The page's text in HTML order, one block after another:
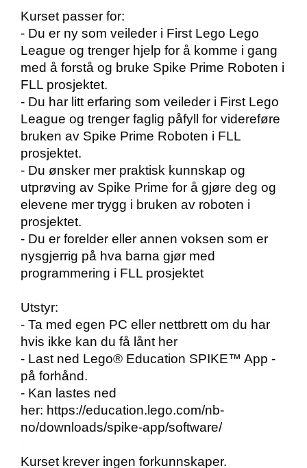
Kurset passer for:
- Du er ny som veileder i First Lego Lego
League og trenger hjelp for å komme i gang
med å forstå og bruke Spike Prime Roboten i
FLL prosjektet.
- Du har litt erfaring som veileder i First Lego
League og trenger faglig påfyll for videreføre
bruken av Spike Prime Roboten i FLL
prosjektet.
- Du ønsker mer praktisk kunnskap og
utprøving av Spike Prime for å gjøre deg og
elevene mer trygg i bruken av roboten i
prosjektet.
- Du er forelder eller annen voksen som er
nysgjerrig på hva barna gjør med
programmering i FLL prosjektet
Utstyr:
- Ta med egen PC eller nettbrett om du har
hvis ikke kan du få lånt her
- Last ned Lego® Education SPIKE™ App -
på forhånd.
- Kan lastes ned
her: https://education.lego.com/nb-
no/downloads/spike-app/software/
Kurset krever ingen forkunnskaper.